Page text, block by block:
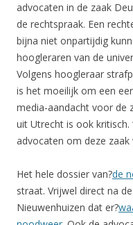
advocaten in de zaak
de rechtspraak. Een
bijna niet onpartijdig
hoogleraren van de
Volgens hoogleraar
is het moeilijk om een
media-aandacht voor de
uit Utrecht is ook kritisch.
advocaten om deze zaak
Het hele dossier van?de
straat. Vrijwel direct na
Nieuwenhuizen dat er?